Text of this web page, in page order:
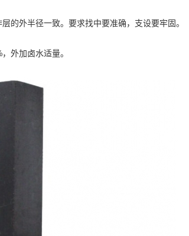
的外半径一致。要求找中要准确，支设要牢固。
外加卤水适量。